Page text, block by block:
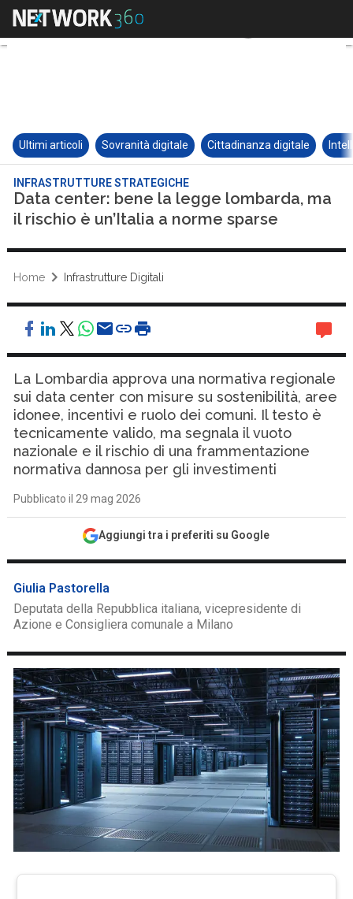
Ultimi articoli Sovranità digitale Cittadinanza digitale
INFRASTRUTTURE STRATEGICHE
Data center: bene la legge lombarda, ma
il rischio è un’Italia a norme sparse
Home Infrastrutture Digitali
La Lombardia approva una normativa regionale
sui data center con misure su sostenibilità, aree
idonee, incentivi e ruolo dei comuni. Il testo è
tecnicamente valido, ma segnala il vuoto
nazionale e il rischio di una frammentazione
normativa dannosa per gli investimenti
Pubblicato il 29 mag 2026
Aggiungi tra i preferiti su Google
Giulia Pastorella
Deputata della Repubblica italiana, vicepresidente di
Azione e Consigliera comunale a Milano